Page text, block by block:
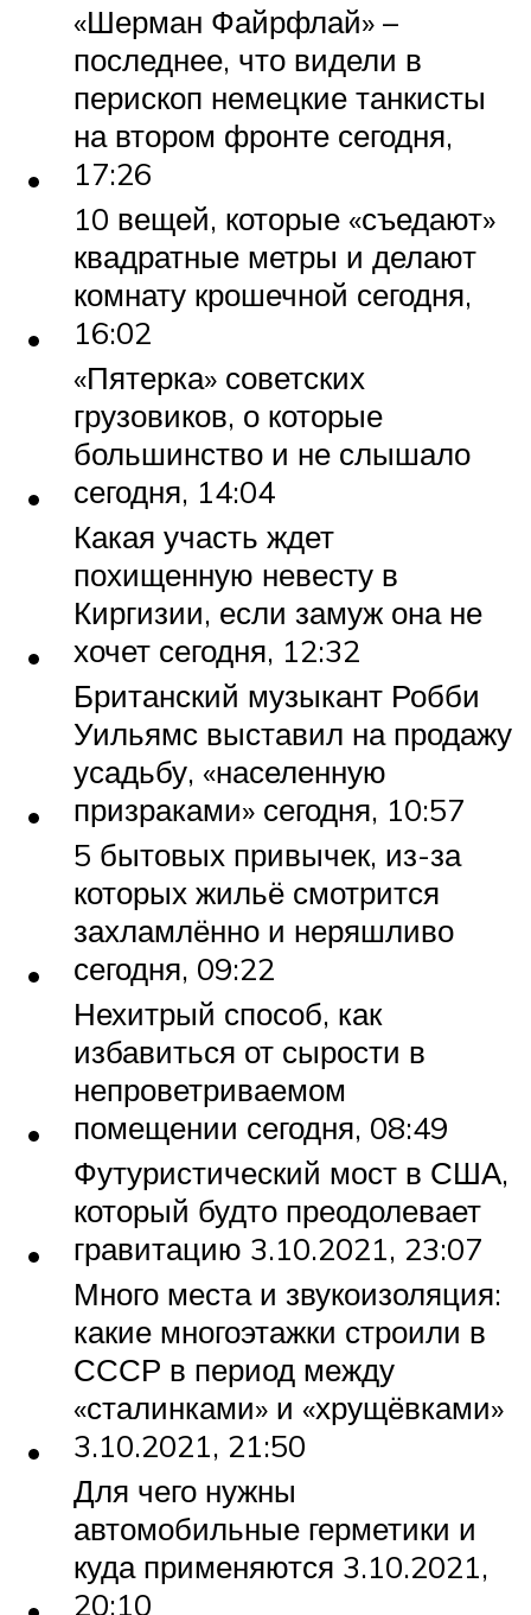
«Шерман Файрфлай» –
последнее, что видели в
перископ немецкие танкисты
на втором фронте сегодня,
17:26
10 вещей, которые «съедают»
квадратные метры и делают
комнату крошечной сегодня,
16:02
«Пятерка» советских
грузовиков, о которые
большинство и не слышало
сегодня, 14:04
Какая участь ждет
похищенную невесту в
Киргизии, если замуж она не
хочет сегодня, 12:32
Британский музыкант Робби
Уильямс выставил на продажу
усадьбу, «населенную
призраками» сегодня, 10:57
5 бытовых привычек, из-за
которых жильё смотрится
захламлённо и неряшливо
сегодня, 09:22
Нехитрый способ, как
избавиться от сырости в
непроветриваемом
помещении сегодня, 08:49
Футуристический мост в США,
который будто преодолевает
гравитацию 3.10.2021, 23:07
Много места и звукоизоляция:
какие многоэтажки строили в
СССР в период между
«сталинками» и «хрущёвками»
3.10.2021, 21:50
Для чего нужны
автомобильные герметики и
куда применяются 3.10.2021,
20:10